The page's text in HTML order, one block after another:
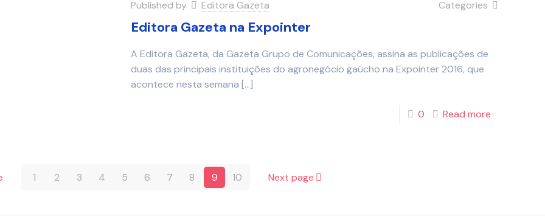
Published by Editora Gazeta Categories
Editora Gazeta na Expointer
A Editora Gazeta, da Gazeta Grupo de Comunicações, assina as publicações de
duas das principais instituições do agronegócio gaúcho na Expointer 2016, que
acontece nesta semana […]
0 Read more
1 2 3 4 5 6 7 8 9 10 Next page